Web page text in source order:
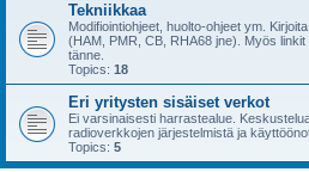
Tekniikkaa
Modifiointiohjeet, huolto-ohjeet ym.
(HAM, PMR, CB, RHA68 jne). Myös
tänne.
Topics: 18
Eri yritysten sisäiset verkot
Ei varsinaisesti harrastealue.
radioverkkojen järjestelmistä ja
Topics: 5